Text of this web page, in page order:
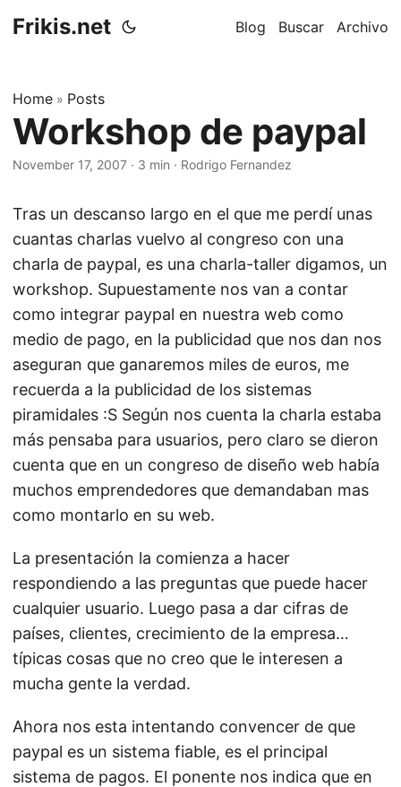
Frikis.net Blog Buscar Archivo
Home » Posts
Workshop de paypal
November 17, 2007 · 3 min · Rodrigo Fernandez
Tras un descanso largo en el que me perdí unas
cuantas charlas vuelvo al congreso con una
charla de paypal, es una charla-taller digamos, un
workshop. Supuestamente nos van a contar
como integrar paypal en nuestra web como
medio de pago, en la publicidad que nos dan nos
aseguran que ganaremos miles de euros, me
recuerda a la publicidad de los sistemas
piramidales :S Según nos cuenta la charla estaba
más pensaba para usuarios, pero claro se dieron
cuenta que en un congreso de diseño web había
muchos emprendedores que demandaban mas
como montarlo en su web.
La presentación la comienza a hacer
respondiendo a las preguntas que puede hacer
cualquier usuario. Luego pasa a dar cifras de
países, clientes, crecimiento de la empresa…
típicas cosas que no creo que le interesen a
mucha gente la verdad.
Ahora nos esta intentando convencer de que
paypal es un sistema fiable, es el principal
sistema de pagos. El ponente nos indica que en